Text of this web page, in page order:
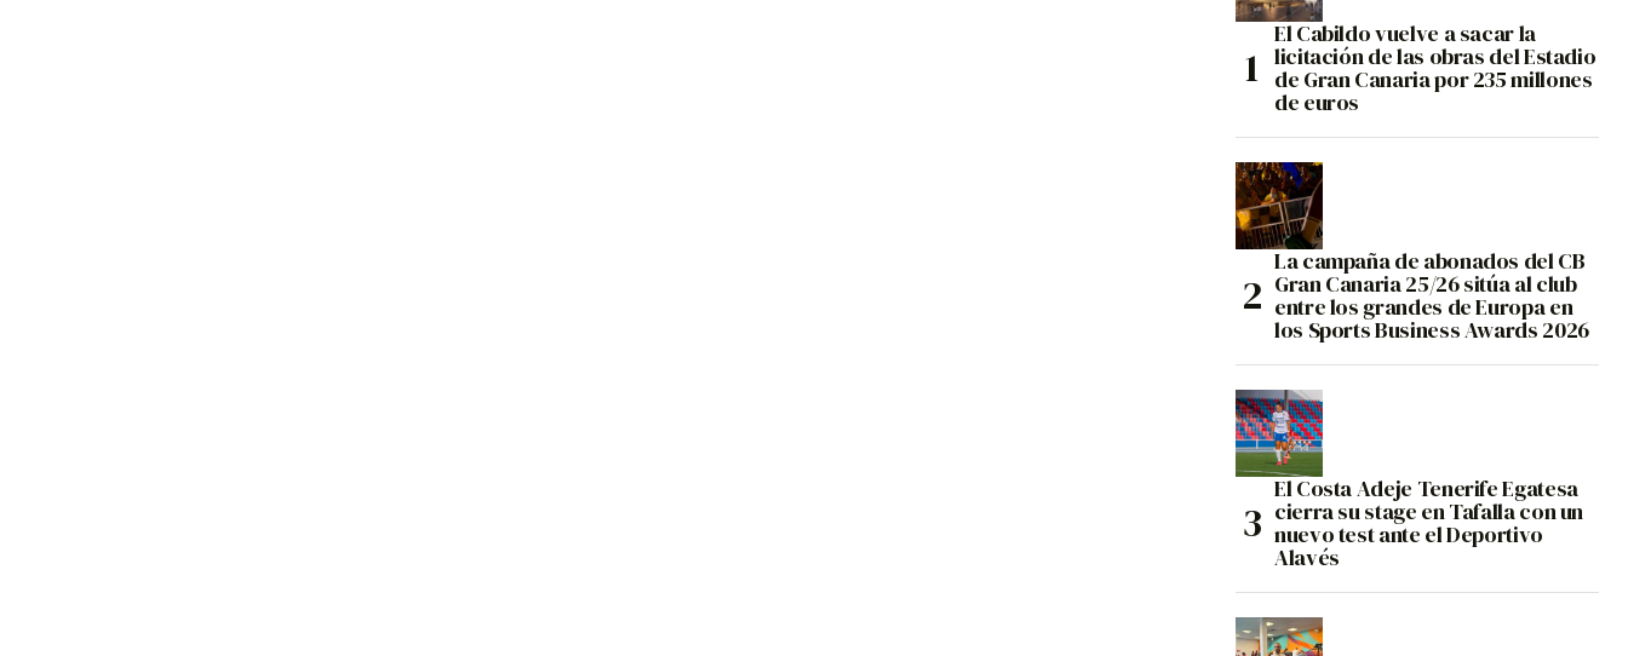
El Cabildo vuelve a sacar la
licitación de las obras del Estadio
de Gran Canaria por 235 millones
de euros
La campaña de abonados del CB
Gran Canaria 25/26 sitúa al club
entre los grandes de Europa en
los Sports Business Awards 2026
El Costa Adeje Tenerife Egatesa
cierra su stage en Tafalla con un
nuevo test ante el Deportivo
Alavés